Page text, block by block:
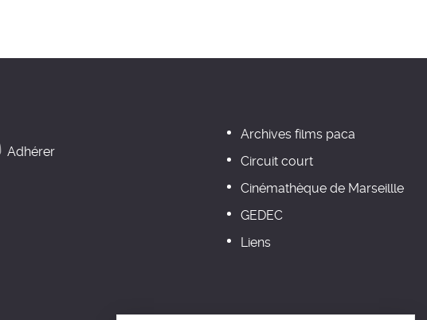
Adhérer
Archives films paca
Circuit court
Cinémathèque de Marseillle
GEDEC
Liens